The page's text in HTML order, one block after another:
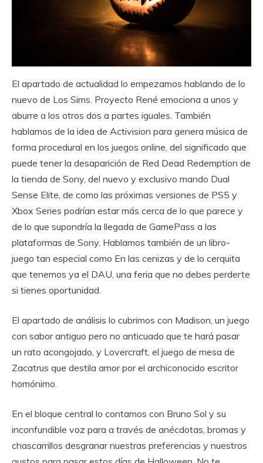
El apartado de actualidad lo empezamos hablando de lo
nuevo de Los Sims. Proyecto René emociona a unos y
aburre a los otros dos a partes iguales. También
hablamos de la idea de Activision para genera música de
forma procedural en los juegos online, del significado que
puede tener la desaparición de Red Dead Redemption de
la tienda de Sony, del nuevo y exclusivo mando Dual
Sense Elite, de como las próximas versiones de PS5 y
Xbox Series podrían estar más cerca de lo que parece y
de lo que supondría la llegada de GamePass a las
plataformas de Sony. Hablamos también de un libro-
juego tan especial como En las cenizas y de lo cerquita
que tenemos ya el DAU, una feria que no debes perderte
si tienes oportunidad.
El apartado de análisis lo cubrimos con Madison, un juego
con sabor antiguo pero no anticuado que te hará pasar
un rato acongojado, y Lovercraft, el juego de mesa de
Zacatrus que destila amor por el archiconocido escritor
homónimo.
En el bloque central lo contamos con Bruno Sol y su
inconfundible voz para a través de anécdotas, bromas y
chascarrillos desgranar nuestras preferencias y nuestros